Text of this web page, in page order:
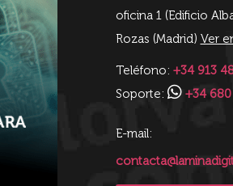
oficina 1 (Edificio
Rozas (Madrid) Ver
Teléfono: +34 913
Soporte:
+34 680
E-mail: